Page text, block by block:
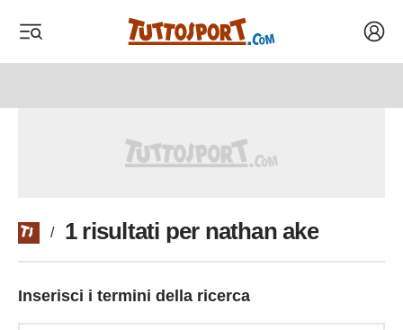
/ 1 risultati per nathan ake
Inserisci i termini della ricerca